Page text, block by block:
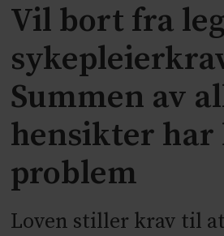
Vil bort fra
Summen av
hensikter
problem
Loven stiller krav til